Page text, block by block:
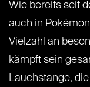
Wie bereits seit
auch in
Vielzahl an
kämpft sein
Lauchstange,